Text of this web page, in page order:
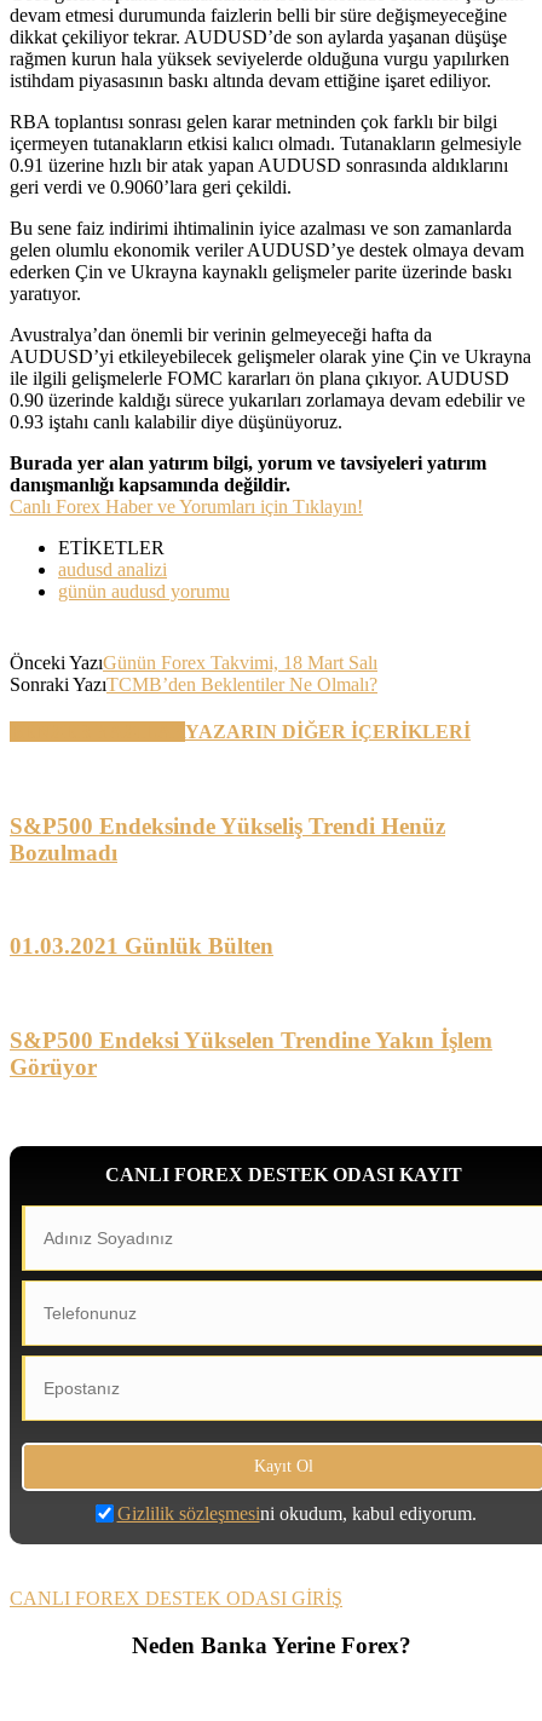
devam etmesi durumunda faizlerin belli bir süre değişmeyeceğine
dikkat çekiliyor tekrar. AUDUSD’de son aylarda yaşanan düşüşe
rağmen kurun hala yüksek seviyelerde olduğuna vurgu yapılırken
istihdam piyasasının baskı altında devam ettiğine işaret ediliyor.
RBA toplantısı sonrası gelen karar metninden çok farklı bir bilgi
içermeyen tutanakların etkisi kalıcı olmadı. Tutanakların gelmesiyle
0.91 üzerine hızlı bir atak yapan AUDUSD sonrasında aldıklarını
geri verdi ve 0.9060’lara geri çekildi.
Bu sene faiz indirimi ihtimalinin iyice azalması ve son zamanlarda
gelen olumlu ekonomik veriler AUDUSD’ye destek olmaya devam
ederken Çin ve Ukrayna kaynaklı gelişmeler parite üzerinde baskı
yaratıyor.
Avustralya’dan önemli bir verinin gelmeyeceği hafta da
AUDUSD’yi etkileyebilecek gelişmeler olarak yine Çin ve Ukrayna
ile ilgili gelişmelerle FOMC kararları ön plana çıkıyor. AUDUSD
0.90 üzerinde kaldığı sürece yukarıları zorlamaya devam edebilir ve
0.93 iştahı canlı kalabilir diye düşünüyoruz.
Burada yer alan yatırım bilgi, yorum ve tavsiyeleri yatırım
danışmanlığı kapsamında değildir.
Canlı Forex Haber ve Yorumları için Tıklayın!
ETİKETLER
audusd analizi
günün audusd yorumu
Önceki YazıGünün Forex Takvimi, 18 Mart Salı
Sonraki YazıTCMB’den Beklentiler Ne Olmalı?
YAZARIN DİĞER İÇERİKLERİ
S&P500 Endeksinde Yükseliş Trendi Henüz
Bozulmadı
01.03.2021 Günlük Bülten
S&P500 Endeksi Yükselen Trendine Yakın İşlem
Görüyor
CANLI FOREX DESTEK ODASI KAYIT
Gizlilik sözleşmesini okudum, kabul ediyorum.
CANLI FOREX DESTEK ODASI GİRİŞ
Neden Banka Yerine Forex?